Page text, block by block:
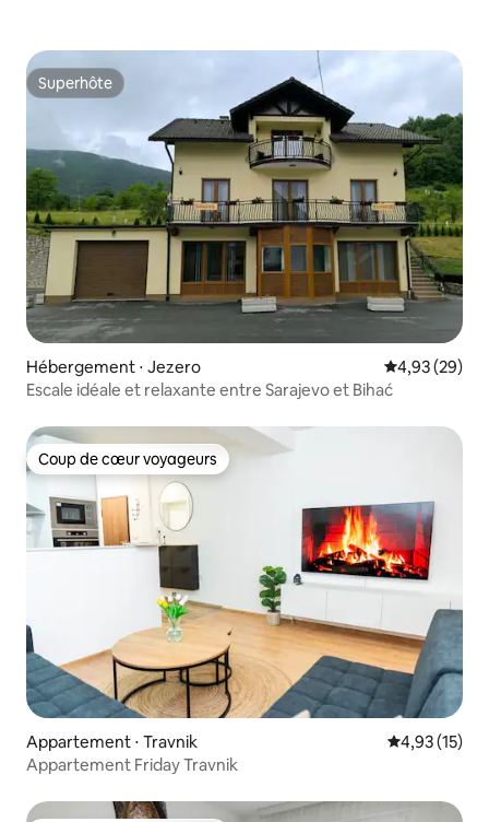
Superhôte
Superhôte
Hébergement ⋅ Jezero Évaluation
4,93 (29)
Escale idéale et relaxante entre Sarajevo et Bihać
Coup de cœur voyageurs
Coup de cœur voyageurs
Appartement ⋅ Travnik Évaluation
4,93 (15)
Appartement Friday Travnik